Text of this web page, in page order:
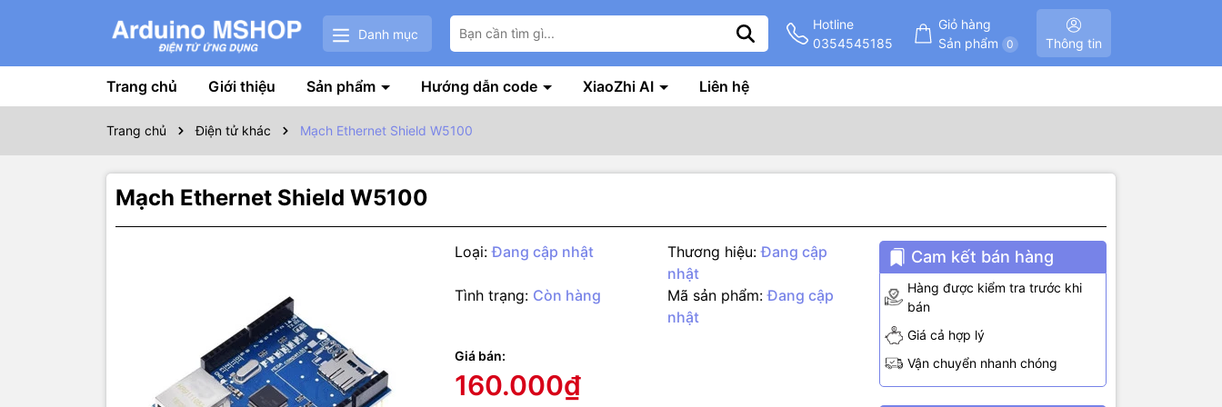
Danh mục
Hotline
0354545185
Giỏ hàng
Sản phẩm
0 Thông tin
Trang chủ Giới thiệu Sản phẩm Hướng dẫn code XiaoZhi AI Liên hệ
Trang chủ Điện tử khác Mạch Ethernet Shield W5100
Mạch Ethernet Shield W5100
Loại: Đang cập nhật Thương hiệu: Đang cập
nhật
Tình trạng: Còn hàng Mã sản phẩm: Đang cập
nhật
Giá bán:
160.000₫
Cam kết bán hàng
Hàng được kiểm tra trước khi
bán
Giá cả hợp lý
Vận chuyển nhanh chóng
Đặc tính nổi bật
Phiên bản shield này có tích hợp khe cắm thẻ micro SD, có thể được sử dụng để lưu trữ